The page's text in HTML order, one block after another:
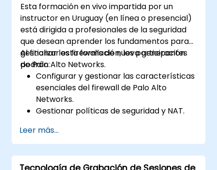
Esta formación en vivo impartida por un
instructor en Uruguay (en línea o presencial)
está dirigida a profesionales de la seguridad
que desean aprender los fundamentos para
gestionar los firewalls de nueva generación
de Palo Alto Networks.
Al finalizar esta formación, los participantes
podrán:
Configurar y gestionar las características
esenciales del firewall de Palo Alto
Networks.
Gestionar políticas de seguridad y NAT.
amenazas.
Monitorear amenazas y tráfico de red.
Leer más...